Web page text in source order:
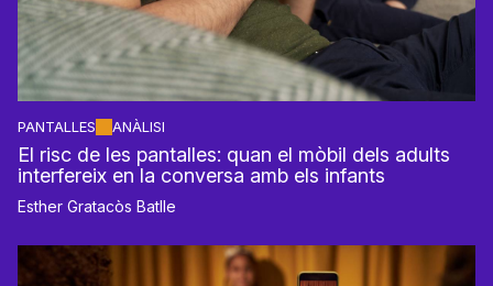
PANTALLES ANÀLISI
El risc de les pantalles: quan el mòbil dels adults
interfereix en la conversa amb els infants
Esther Gratacòs Batlle